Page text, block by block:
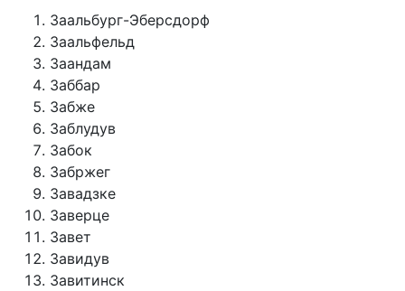
Заальбург-Эберсдорф
Заальфельд
Заандам
Заббар
Забже
Заблудув
Забок
Забржег
Завадзке
Заверце
Завет
Завидув
Завитинск